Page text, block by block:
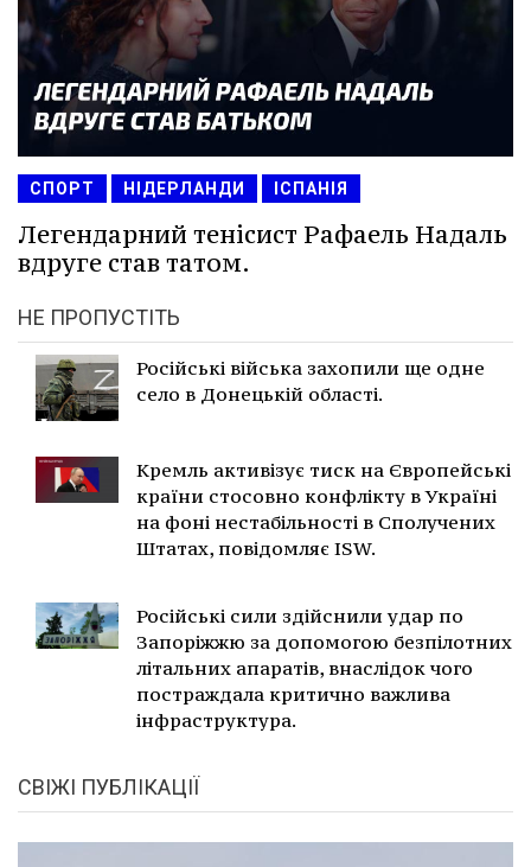
СПОРТ НІДЕРЛАНДИ ІСПАНІЯ
Легендарний тенісист Рафаель Надаль
вдруге став татом.
НЕ ПРОПУСТІТЬ
Російські війська захопили ще одне
село в Донецькій області.
Кремль активізує тиск на Європейські
країни стосовно конфлікту в Україні
на фоні нестабільності в Сполучених
Штатах, повідомляє ISW.
Російські сили здійснили удар по
Запоріжжю за допомогою безпілотних
літальних апаратів, внаслідок чого
постраждала критично важлива
інфраструктура.
СВІЖІ ПУБЛІКАЦІЇ